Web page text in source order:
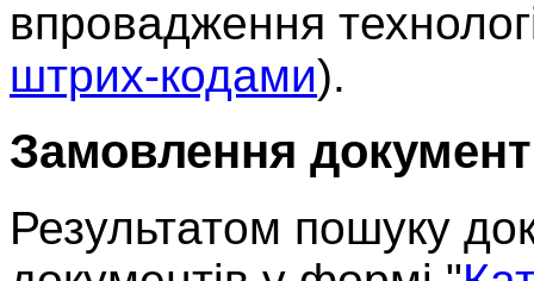
впровадження
штрих-кодами).
Замовлення
Результатом пошуку